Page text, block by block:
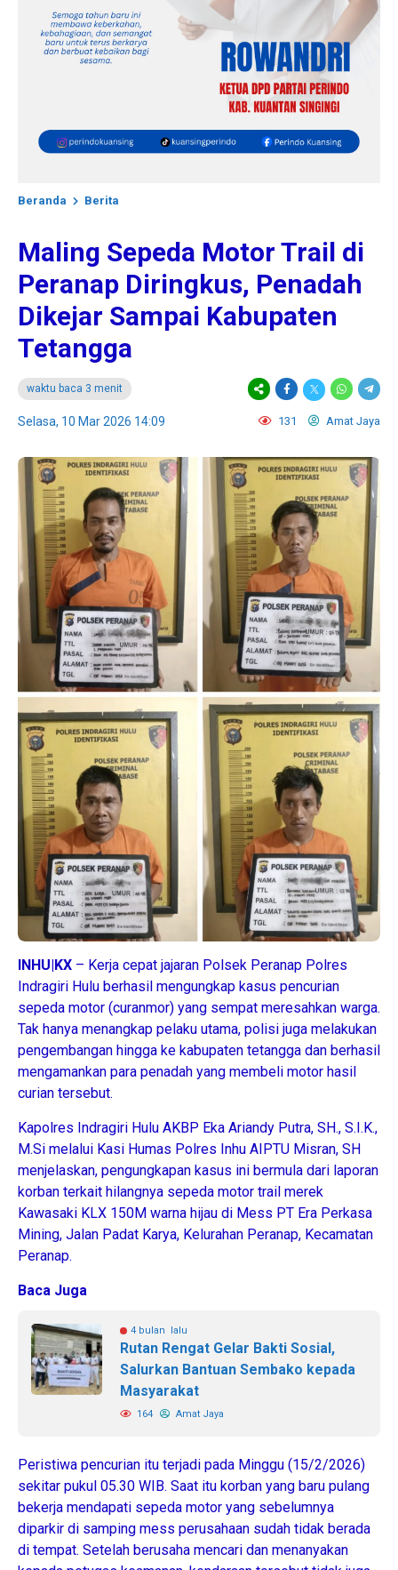
Beranda Berita
Maling Sepeda Motor Trail di
Peranap Diringkus, Penadah
Dikejar Sampai Kabupaten
Tetangga
waktu baca 3 menit
Selasa, 10 Mar 2026 14:09 131 Amat Jaya
INHU|KX – Kerja cepat jajaran Polsek Peranap Polres
Indragiri Hulu berhasil mengungkap kasus pencurian
sepeda motor (curanmor) yang sempat meresahkan warga.
Tak hanya menangkap pelaku utama, polisi juga melakukan
pengembangan hingga ke kabupaten tetangga dan berhasil
mengamankan para penadah yang membeli motor hasil
curian tersebut.
Kapolres Indragiri Hulu AKBP Eka Ariandy Putra, SH., S.I.K.,
M.Si melalui Kasi Humas Polres Inhu AIPTU Misran, SH
menjelaskan, pengungkapan kasus ini bermula dari laporan
korban terkait hilangnya sepeda motor trail merek
Kawasaki KLX 150M warna hijau di Mess PT Era Perkasa
Mining, Jalan Padat Karya, Kelurahan Peranap, Kecamatan
Peranap.
Baca Juga
4 bulan lalu
Rutan Rengat Gelar Bakti Sosial,
Salurkan Bantuan Sembako kepada
Masyarakat
164 Amat Jaya
Peristiwa pencurian itu terjadi pada Minggu (15/2/2026)
sekitar pukul 05.30 WIB. Saat itu korban yang baru pulang
bekerja mendapati sepeda motor yang sebelumnya
diparkir di samping mess perusahaan sudah tidak berada
di tempat. Setelah berusaha mencari dan menanyakan